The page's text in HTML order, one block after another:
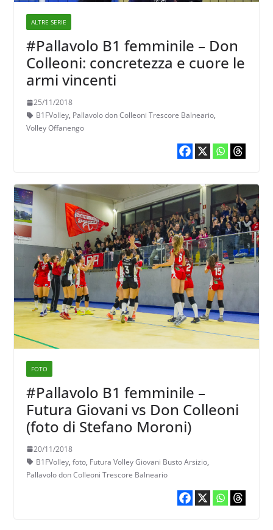
ALTRE SERIE
#Pallavolo B1 femminile – Don
Colleoni: concretezza e cuore le
armi vincenti
25/11/2018
B1FVolley, Pallavolo don Colleoni Trescore Balneario,
Volley Offanengo
FOTO
#Pallavolo B1 femminile –
Futura Giovani vs Don Colleoni
(foto di Stefano Moroni)
20/11/2018
B1FVolley, foto, Futura Volley Giovani Busto Arsizio,
Pallavolo don Colleoni Trescore Balneario